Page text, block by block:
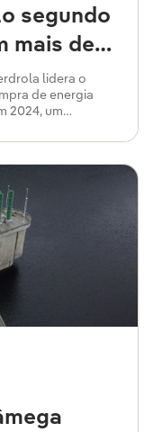
segundo
mais de
lidera o
de energia
2024, um
Outlook 2025.
expansão para
de clientes,
continente